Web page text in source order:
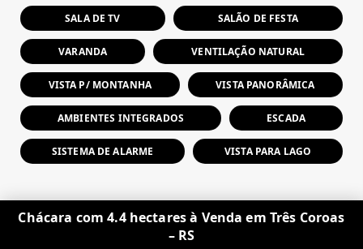
SALA DE TV SALÃO DE FESTA
VARANDA VENTILAÇÃO NATURAL
VISTA P/ MONTANHA VISTA PANORÂMICA
AMBIENTES INTEGRADOS ESCADA
SISTEMA DE ALARME VISTA PARA LAGO
Chácara com 4.4 hectares à Venda em Três Coroas
– RS